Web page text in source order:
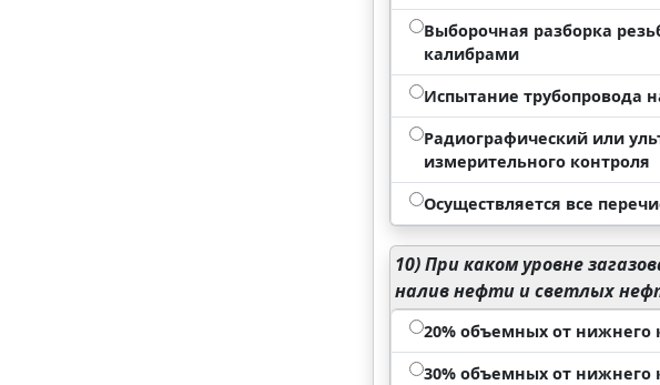
Выборочная разборка
калибрами
Испытание трубопровода
Радиографический или
измерительного контроля
Осуществляется все
10)При каком уровне
налив нефти и светлых
20% объемных от нижнего
30% объемных от нижнего